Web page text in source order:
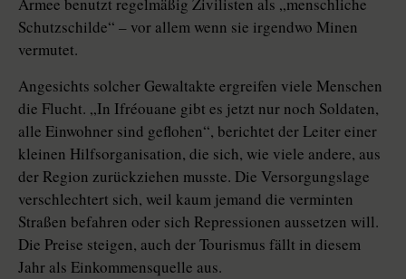
Armee benutzt regelmäßig Zivilisten als „menschliche
Schutzschilde“ – vor allem wenn sie irgendwo Minen
vermutet.
Angesichts solcher Gewaltakte ergreifen viele Menschen
die Flucht. „In Ifréouane gibt es jetzt nur noch Soldaten,
alle Einwohner sind geflohen“, berichtet der Leiter einer
kleinen Hilfsorganisation, die sich, wie viele andere, aus
der Region zurückziehen musste. Die Versorgungslage
verschlechtert sich, weil kaum jemand die verminten
Straßen befahren oder sich Repressionen aussetzen will.
Die Preise steigen, auch der Tourismus fällt in diesem
Jahr als Einkommensquelle aus.